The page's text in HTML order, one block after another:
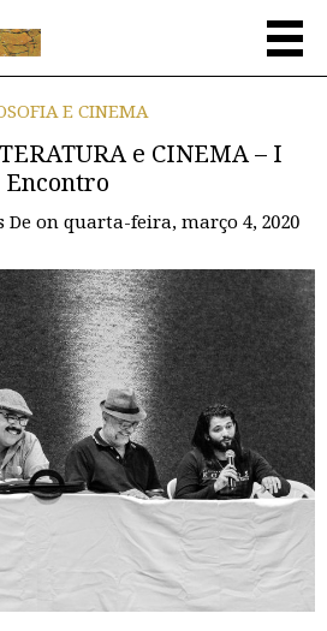
E CINEMA
e CINEMA – I
Encontro
De on quarta-feira, março 4, 2020